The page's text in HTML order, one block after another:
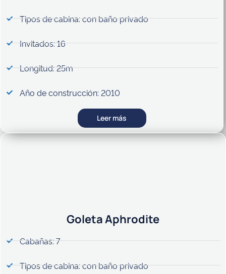
Tipos de cabina: con baño privado
Invitados: 16
Longitud: 25m
Año de construcción: 2010
Leer más
Goleta Aphrodite
Cabañas: 7
Tipos de cabina: con baño privado